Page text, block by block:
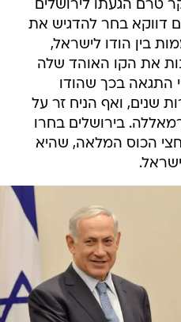
טרם הגעתו לירושלים
דווקא בחר להדגיש את
בין הודו לישראל,
את הקו האוהד שלה
התגאה בכך שהודו
שנים, ואף הניח זר על
בירושלים בחרו
הכוס המלאה, שהיא